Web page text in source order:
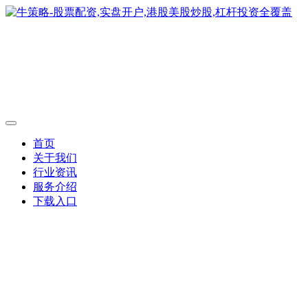
首页
关于我们
行业资讯
服务介绍
下载入口